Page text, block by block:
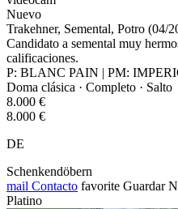
Nuevo
Trakehner, Semental, Potro (04/
Candidato a semental muy
calificaciones.
P: BLANC PAIN | PM:
Doma clásica · Completo · Salto
8.000 €
8.000 €
DE
Schenkendöbern
mail Contacto favorite Guardar
Platino